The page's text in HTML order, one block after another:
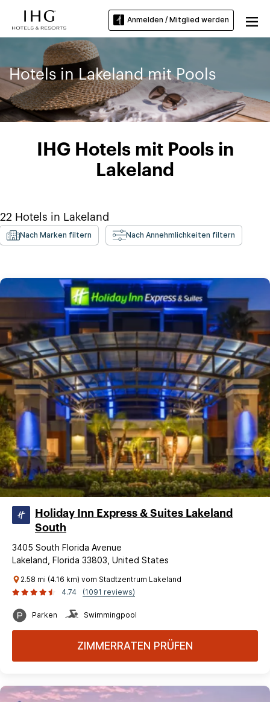
Anmelden / Mitglied werden
Hotels in Lakeland mit Pools
IHG Hotels mit Pools in
Lakeland
22 Hotels in Lakeland
Nach Marken filtern Nach Annehmlichkeiten filtern
Holiday Inn Express & Suites Lakeland
South
3405 South Florida Avenue
Lakeland, Florida 33803, United States
2.58 mi (4.16 km) vom Stadtzentrum Lakeland
4.74
(1091 reviews)
Parken Swimmingpool
ZIMMERRATEN PRÜFEN